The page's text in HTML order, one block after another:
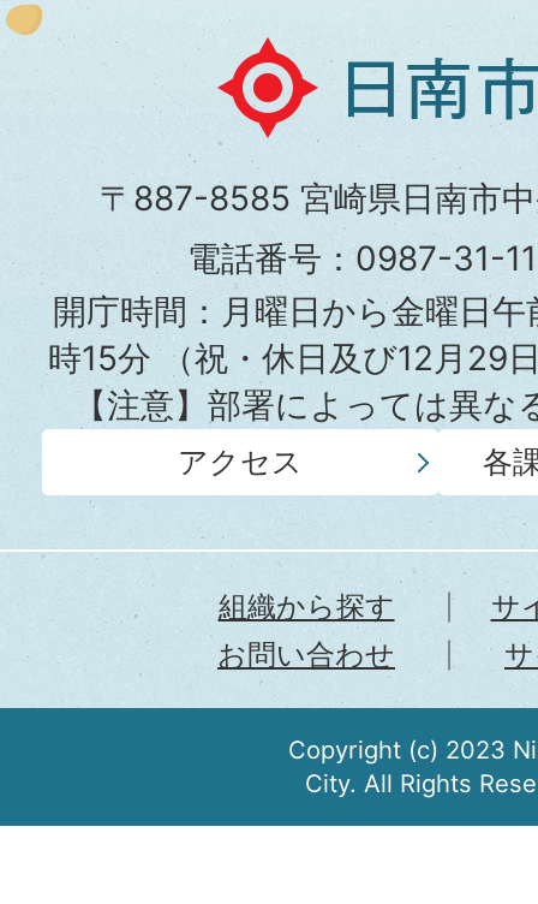
日
南
市
役
所
〒887-8585 宮崎県日南市
電話番号：0987-31-
開庁時間：月曜日から金曜日
時15分（祝・休日及び12月29
【注意】部署によっては異
アクセス 各
組織から探す
サ
お問い合わせ
Copyright (c) 2023
City. All Rights